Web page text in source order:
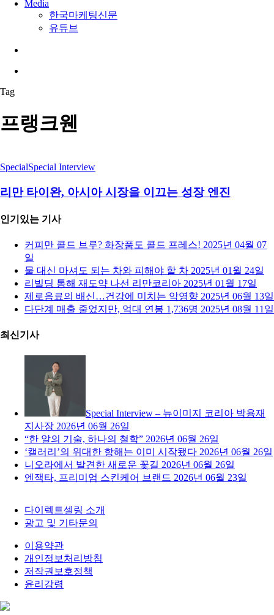
Media
한국마케팅신문
유튜브
Tag
프랭크웬
SpecialSpecial Interview
리만 타이완, 아시아 시장을 이끄는 성장 엔진
인기있는 기사
커피만 콜드 브루? 화장품도 콜드 프레스! 2025년 04월 07
일
물 대신 마셔도 되는 차와 피해야 할 차 2025년 01월 24일
리빌딩 통해 재도약 나선 리만코리아 2025년 01월 17일
제로음료의 배신…건강에 미치는 악영향 2025년 06월 13일
다단계 매출 줄었지만, 억대 연봉 1,736명 2025년 08월 11일
최신기사
Special Interview – 뉴이미지 코리아 박용재
지사장 2026년 06월 26일
“한 알의 기술, 하나의 철학” 2026년 06월 26일
‘캘러리’의 위대한 항해는 이미 시작됐다 2026년 06월 26일
니오라에서 발견한 새로운 꽃길 2026년 06월 26일
엔잭타, 프리미엄 스킨케어 브랜드 2026년 06월 23일
다이렉트셀링 소개
광고 및 기타문의
이용약관
개인정보처리방침
저작권보호정책
윤리강령